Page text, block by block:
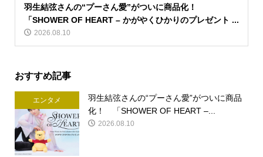
羽生結弦さんの“プーさん愛”がついに商品化！
「SHOWER OF HEART – かがやくひかりのプレゼント ...
2026.08.10
おすすめ記事
エンタメ
羽生結弦さんの“プーさん愛”がついに商品
化！ 「SHOWER OF HEART –...
2026.08.10